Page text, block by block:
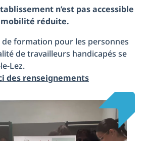
n’est pas accessible
mobilité réduite.
formation pour les personnes
de travailleurs handicapés se
Lez.
des renseignements